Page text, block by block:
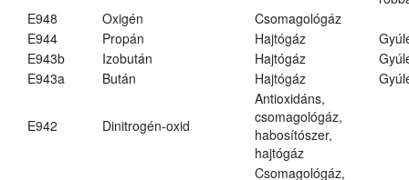
E948
Oxigén
Csomagológáz
E944
Propán Hajtógáz
E943b
Izobután Hajtógáz
E943a
Bután Hajtógáz
E942 Dinitrogén-oxid
Antioxidáns,
csomagológáz,
habosítószer,
hajtógáz
Csomagológáz,